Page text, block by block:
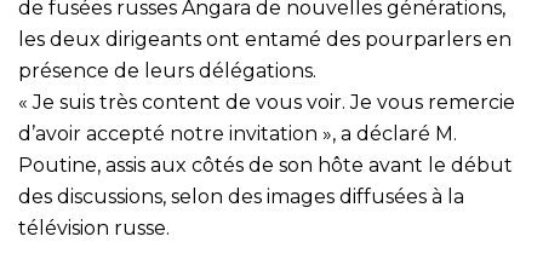
de fusées russes Angara de nouvelles générations,
les deux dirigeants ont entamé des pourparlers en
présence de leurs délégations.
« Je suis très content de vous voir. Je vous remercie
d’avoir accepté notre invitation », a déclaré M.
Poutine, assis aux côtés de son hôte avant le début
des discussions, selon des images diffusées à la
télévision russe.